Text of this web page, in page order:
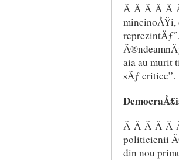
Â Â Â Â Â
mincinoÅŸi,
aia au murit
sÄƒ critice”.
Â Â Â Â Â
politicienii
din nou